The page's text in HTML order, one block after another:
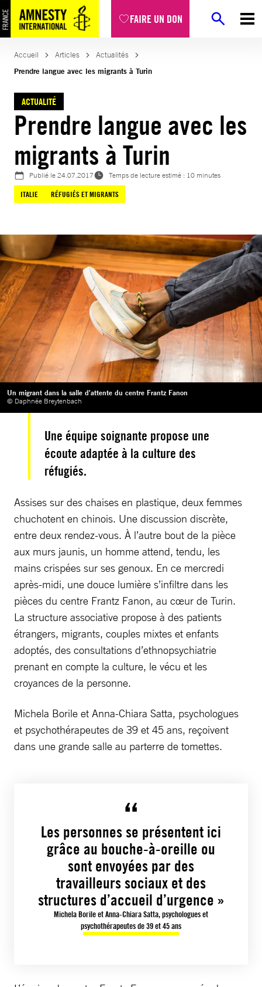
FAIRE UN DON
Aller
au
contenu
Accueil Articles
Actualités
Prendre langue avec les migrants à Turin
ACTUALITÉ
Prendre langue avec les
migrants à Turin
Publié le24.07.2017
Temps de lecture estimé : 10 minutes
ITALIE
RÉFUGIÉS ET MIGRANTS
Un migrant dans la salle d'attente du centre Frantz Fanon
© Daphnée Breytenbach
Une équipe soignante propose une
écoute adaptée à la culture des
réfugiés.
Assises sur des chaises en plastique, deux femmes
chuchotent en chinois. Une discussion discrète,
entre deux rendez-vous. À l’autre bout de la pièce
aux murs jaunis, un homme attend, tendu, les
mains crispées sur ses genoux. En ce mercredi
après-midi, une douce lumière s’infiltre dans les
pièces du centre Frantz Fanon, au cœur de Turin.
La structure associative propose à des patients
étrangers, migrants, couples mixtes et enfants
adoptés, des consultations d’ethnopsychiatrie
prenant en compte la culture, le vécu et les
croyances de la personne.
Michela Borile et Anna-Chiara Satta, psychologues
et psychothérapeutes de 39 et 45 ans, reçoivent
dans une grande salle au parterre de tomettes.
Les personnes se présentent ici
grâce au bouche-à-oreille ou
sont envoyées par des
travailleurs sociaux et des
structures d’accueil d’urgence »
Michela Borile et Anna-Chiara Satta, psychologues et
psychothérapeutes de 39 et 45 ans